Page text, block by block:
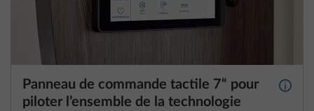
Panneau de commande tactile 7“ pour
piloter l’ensemble de la technologie
Plus